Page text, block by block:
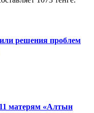
решения проблем
матерям «Алтын